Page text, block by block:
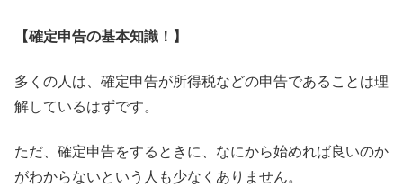
【確定申告の基本知識！】
多くの人は、 確定申告が所得税などの申告であることは理
解しているはずです。
ただ、確定申告をするときに、 なにから始めれば良いのか
がわからないという人も少なくありません。